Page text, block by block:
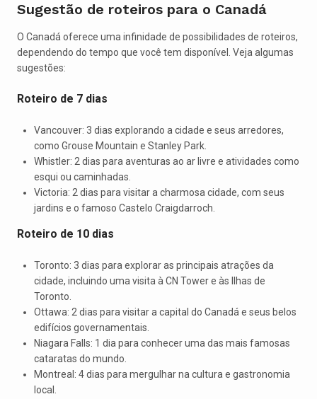
Sugestão de roteiros para o Canadá
O Canadá oferece uma infinidade de possibilidades de roteiros,
dependendo do tempo que você tem disponível. Veja algumas
sugestões:
Roteiro de 7 dias
Vancouver: 3 dias explorando a cidade e seus arredores,
como Grouse Mountain e Stanley Park.
Whistler: 2 dias para aventuras ao ar livre e atividades como
esqui ou caminhadas.
Victoria: 2 dias para visitar a charmosa cidade, com seus
jardins e o famoso Castelo Craigdarroch.
Roteiro de 10 dias
Toronto: 3 dias para explorar as principais atrações da
cidade, incluindo uma visita à CN Tower e às Ilhas de
Toronto.
Ottawa: 2 dias para visitar a capital do Canadá e seus belos
edifícios governamentais.
Niagara Falls: 1 dia para conhecer uma das mais famosas
cataratas do mundo.
Montreal: 4 dias para mergulhar na cultura e gastronomia
local.